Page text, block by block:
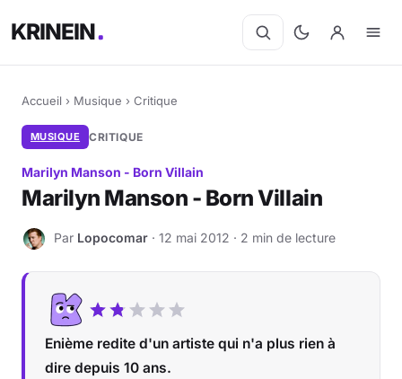
KRINEIN
Accueil › Musique › Critique
MUSIQUE CRITIQUE
Marilyn Manson - Born Villain
Marilyn Manson - Born Villain
L Par Lopocomar · 12 mai 2012 · 2 min de lecture
Enième redite d'un artiste qui n'a plus rien à
dire depuis 10 ans.